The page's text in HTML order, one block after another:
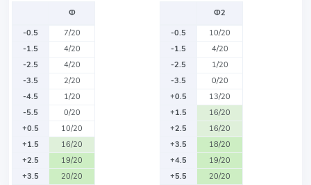
Ф
-0.5
7/20
-1.5
4/20
-2.5
4/20
-3.5
2/20
-4.5
1/20
-5.5
0/20
+0.5
10/20
+1.5
16/20
+2.5
19/20
+3.5
20/20
Ф2
-0.5
10/20
-1.5
4/20
-2.5
1/20
-3.5
0/20
+0.5
13/20
+1.5
16/20
+2.5
16/20
+3.5
18/20
+4.5
19/20
+5.5
20/20